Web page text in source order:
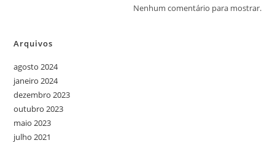
Nenhum comentário para mostrar.
Arquivos
agosto 2024
janeiro 2024
dezembro 2023
outubro 2023
maio 2023
julho 2021